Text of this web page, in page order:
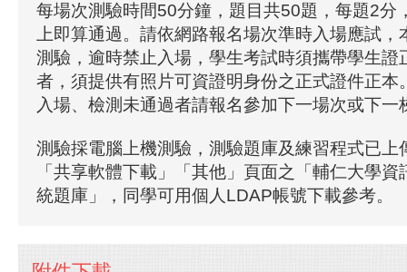
每場次測驗時間50分鐘，題目共50題，每題2分
上即算通過。請依網路報名場次準時入場應試
測驗，逾時禁止入場，學生考試時須攜帶學生證
者，須提供有照片可資證明身份之正式證件正本
入場、檢測未通過者請報名參加下一場次或下一
測驗採電腦上機測驗，測驗題庫及練習程式已上
「共享軟體下載」「其他」頁面之「輔仁大學
統題庫」，同學可用個人LDAP帳號下載參考。